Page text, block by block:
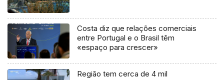
Costa diz que relações comerciais
entre Portugal e o Brasil têm
«espaço para crescer»
Região tem cerca de 4 mil